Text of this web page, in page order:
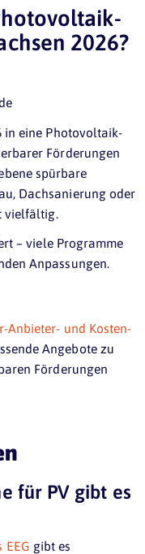
2026?
in eine Photovoltaik-
Förderungen
spürbare
Dachsanierung oder
vielfältig.
– viele Programme
Anpassungen.
Anbieter- und Kosten-
Angebote zu
Förderungen
für PV gibt es
EEG gibt es